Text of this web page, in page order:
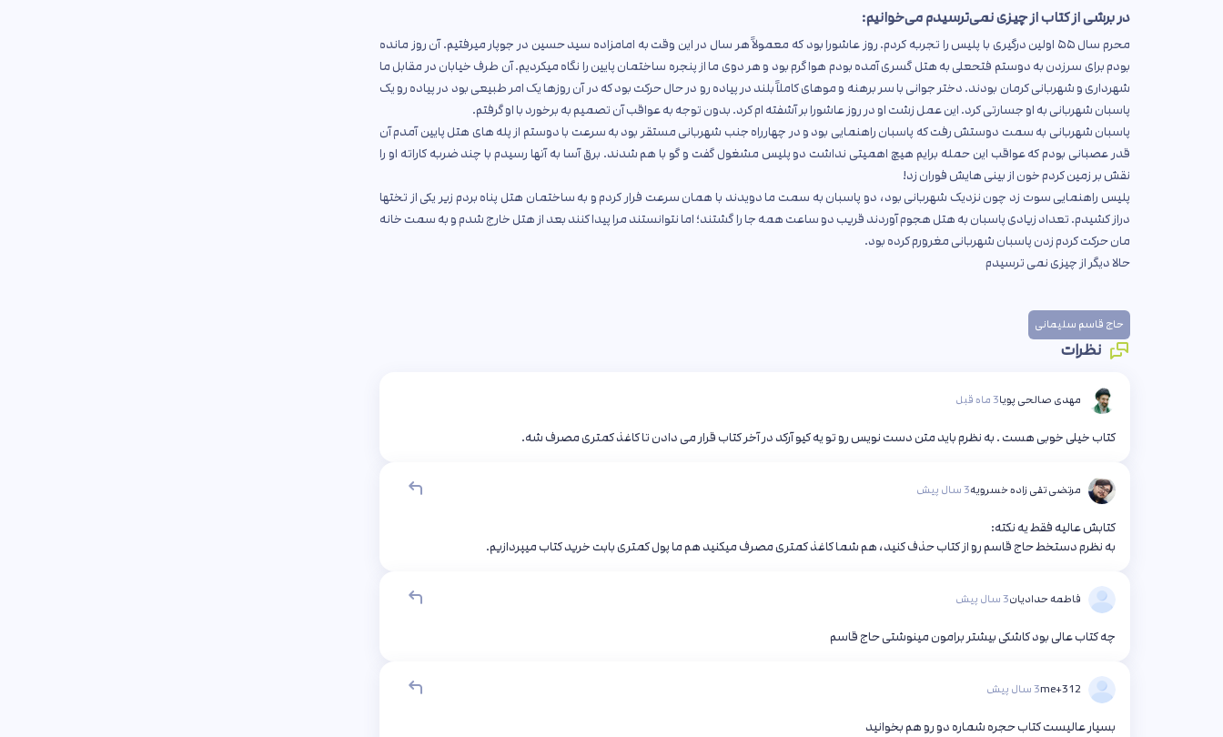
در برشی از کتاب از چیزی نمی‌ترسیدم می‌خوانیم:
محرم سال ۵۵ اولین درگیری با پلیس را تجربه کردم. روز عاشورا بود که معمولاً هر سال در این وقت به امامزاده سید حسین در جوپار میرفتیم. آن روز مانده
بودم برای سرزدن به دوستم فتحعلی به هتل گسری آمده بودم هوا گرم بود و هر دوی ما از پنجره ساختمان پایین را نگاه میکردیم. آن طرف خیابان در مقابل ما
شهرداری و شهربانی کرمان بودند. دختر جوانی با سر برهنه و موهای کاملاً بلند در پیاده رو در حال حرکت بود که در آن روزها یک امر طبیعی بود در پیاده رو یک
پاسبان شهربانی به او جسارتی کرد. این عمل زشت او در روز عاشورا بر آشفته ام کرد. بدون توجه به عواقب آن تصمیم به برخورد با او گرفتم.
پاسبان شهربانی به سمت دوستش رفت که پاسبان راهنمایی بود و در چهارراه جنب شهربانی مستقر بود به سرعت با دوستم از پله های هتل پایین آمدم آن
قدر عصبانی بودم که عواقب این حمله برایم هیچ اهمیتی نداشت دو پلیس مشغول گفت و گو با هم شدند. برق آسا به آنها رسیدم با چند ضربه کاراته او را
نقش بر زمین کردم خون از بینی هایش فوران زد!
پلیس راهنمایی سوت زد چون نزدیک شهربانی بود، دو پاسبان به سمت ما دویدند با همان سرعت فرار کردم و به ساختمان هتل پناه بردم زیر یکی از تختها
دراز کشیدم. تعداد زیادی پاسبان به هتل هجوم آوردند قریب دو ساعت همه جا را گشتند؛ اما نتوانستند مرا پیدا کنند بعد از هتل خارج شدم و به سمت خانه
مان حرکت کردم زدن پاسبان شهربانی مغرورم کرده بود.
حالا دیگر از چیزی نمی ترسیدم
حاج قاسم سلیمانی
نظرات
مهدی صالحی پویا3 ماه قبل
کتاب خیلی خوبی هست . به نظرم باید متن دست نویس رو تو یه کیو آرکد در آخر کتاب قرار می دادن تا کاغذ کمتری مصرف شه.
مرتضی تقی زاده خسرویه3 سال پیش
کتابش عالیه فقط یه نکته:
به نظرم دستخط حاج قاسم رو از کتاب حذف کنید، هم شما کاغذ کمتری مصرف میکنید هم ما پول کمتری بابت خرید کتاب میپردازیم.
فاطمه حدادیان3 سال پیش
چه کتاب عالی بود کاشکی بیشتر برامون مینوشتی حاج قاسم
312+me 3 سال پیش
بسیار عالیست کتاب حجره شماره دو رو هم بخوانید